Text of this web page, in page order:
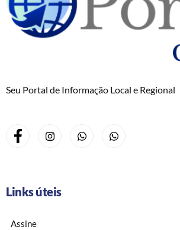
Seu Portal de Informação Local e Regional
Links úteis
Assine